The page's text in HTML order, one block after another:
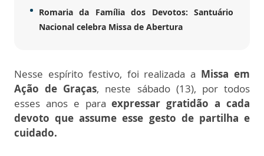
Romaria da Família dos Devotos: Santuário
Nacional celebra Missa de Abertura
Nesse espírito festivo, foi realizada a Missa em
Ação de Graças, neste sábado (13), por todos
esses anos e paraexpressar gratidão a cada
devoto que assume esse gesto de partilha e
cuidado.